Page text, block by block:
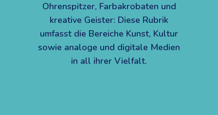
Ohrenspitzer, Farbakrobaten und
kreative Geister: Diese Rubrik
umfasst die Bereiche Kunst, Kultur
sowie analoge und digitale Medien
in all ihrer Vielfalt.